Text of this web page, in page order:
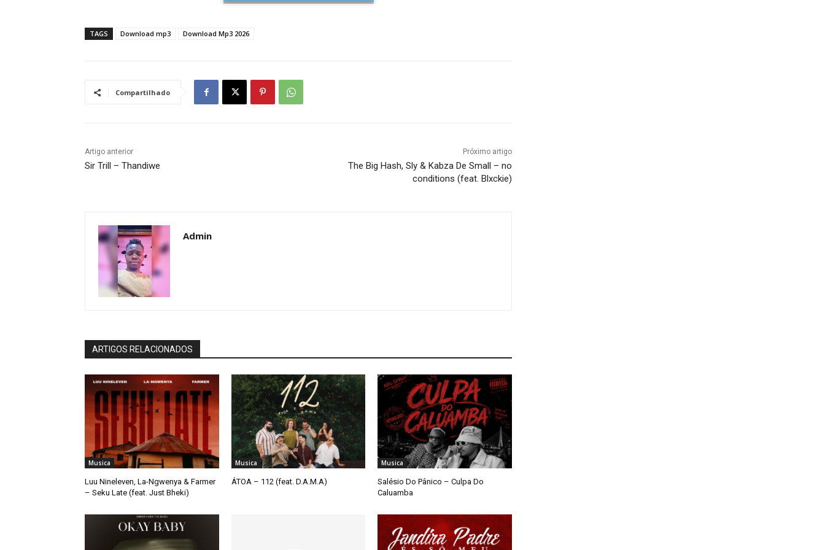
TAGS Download mp3 Download Mp3 2026
Compartilhado
Artigo anterior
Sir Trill – Thandiwe
Próximo artigo
The Big Hash, Sly & Kabza De Small – no
conditions (feat. Blxckie)
Admin
ARTIGOS RELACIONADOS
Musica
Luu Nineleven, La-Ngwenya & Farmer
– Seku Late (feat. Just Bheki)
Musica
ÁTOA – 112 (feat. D.A.M.A)
Musica
Salésio Do Pânico – Culpa Do
Caluamba